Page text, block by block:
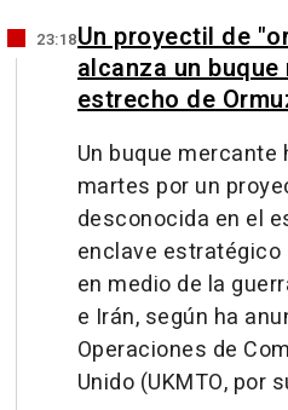
23:18Un proyectil de
alcanza un
estrecho de
Un buque
martes por un
desconocida en el
enclave
en medio de la
e Irán, según ha
Operaciones de
Unido (UKMTO, por